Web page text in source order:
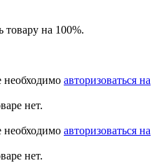
товару на 100%.
необходимо авторизоваться на
нет.
необходимо авторизоваться на
нет.